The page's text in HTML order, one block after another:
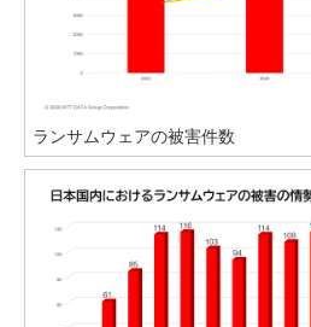
ランサムウェアの被害件数